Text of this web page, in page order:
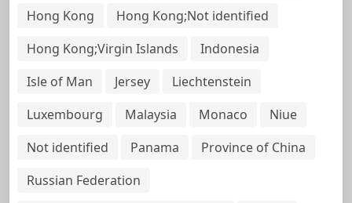
Hong Kong
Hong Kong;Not identified
Hong Kong;Virgin Islands
Indonesia
Isle of Man
Jersey
Liechtenstein
Luxembourg
Malaysia Monaco
Niue
Not identified
Panama
Province of China
Russian Federation